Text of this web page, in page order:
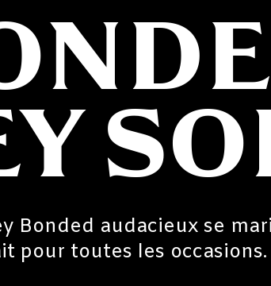
Bonded audacieux se
pour toutes les occasions.